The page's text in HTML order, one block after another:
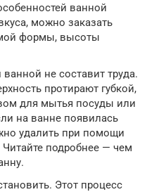
ванной
можно заказать
формы, высоты
не составит труда.
протирают губкой,
для мытья посуды или
на ванне появилась
удалить при помощи
подробнее — чем
Этот процесс